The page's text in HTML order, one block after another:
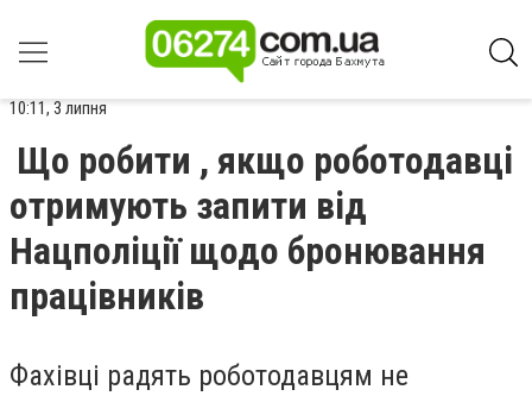
10:11, 3 липня
Що робити , якщо роботодавці
отримують запити від
Нацполіції щодо бронювання
працівників
Фахівці радять роботодавцям не